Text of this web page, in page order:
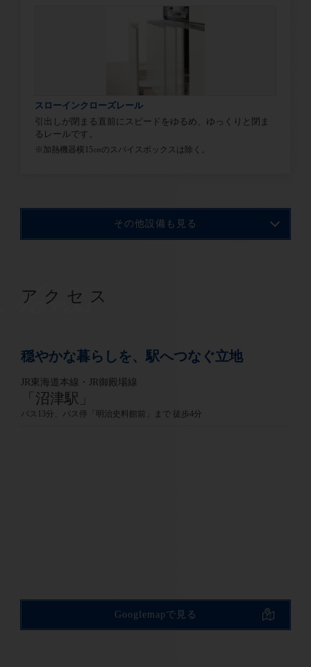
スローインクローズレール
引出しが閉まる直前にスピードをゆるめ、ゆっくりと閉ま
るレールです。
※加熱機器横15㎝のスパイスボックスは除く。
その他設備も見る
アクセス
穏やかな暮らしを、駅へつなぐ立地
JR東海道本線・JR御殿場線
「沼津駅」
バス13分、バス停「明治史料館前」まで 徒歩4分
Googlemapで見る